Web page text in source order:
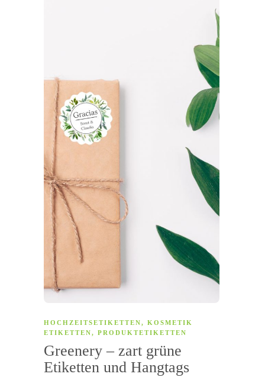
HOCHZEITSETIKETTEN, KOSMETIK
ETIKETTEN, PRODUKTETIKETTEN
Greenery – zart grüne
Etiketten und Hangtags